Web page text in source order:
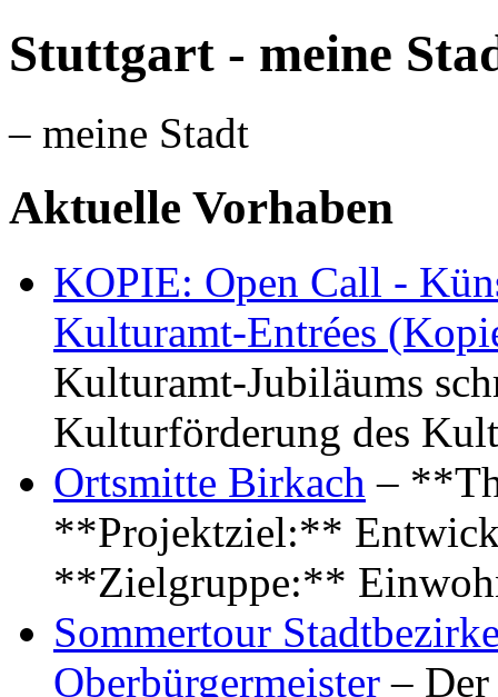
Stuttgart - meine
– meine Stadt
Aktuelle Vorhaben
KOPIE: Open Call -
Kulturamt-Entrées
Kulturamt-Jubiläums
Kulturförderung des
Ortsmitte Birkach –
**Projektziel:**
**Zielgruppe:**
Sommertour
Oberbürgermeister –